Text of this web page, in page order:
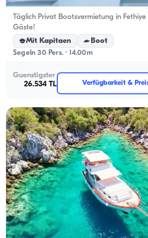
Fethiye, Muğla
Täglich Privat Bootsvermietung in
Gäste!
Mit Kapitaen
Boot
Segeln 30 Pers. · 14.00m
Guenstigster
26.534 TL
Verfügbarkeit &